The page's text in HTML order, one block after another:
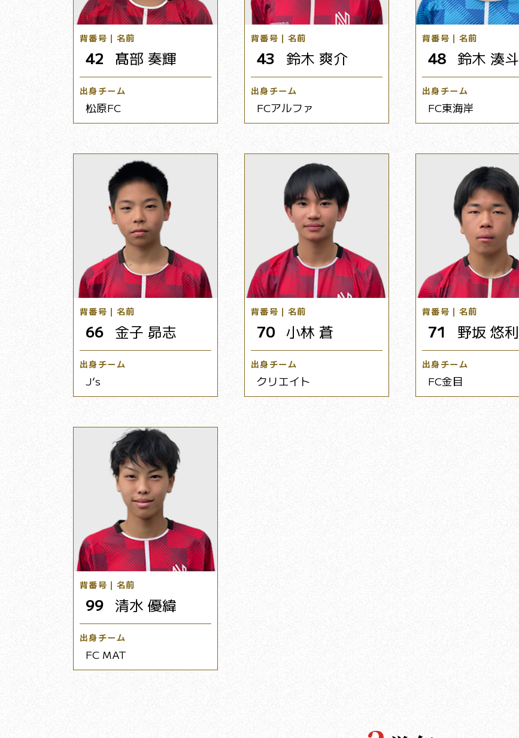
背番号｜名前
42 髙部 奏輝
出身チーム
松原FC
背番号｜名前
43 鈴木 爽介
出身チーム
FCアルファ
背番号｜名前
48 鈴木 湊斗
出身チーム
FC東海岸
背番号｜名前
66 金子 昴志
出身チーム
J’s
背番号｜名前
70 小林 蒼
出身チーム
クリエイト
背番号｜名前
71 野坂 悠利
出身チーム
FC金目
背番号｜名前
99 清水 優緯
出身チーム
FC MAT